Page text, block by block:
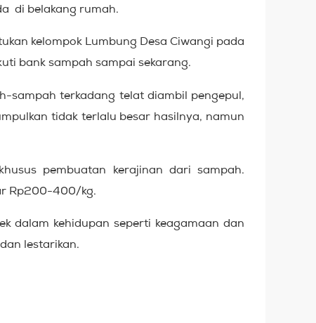
di belakang rumah.
kelompok Lumbung Desa Ciwangi pada
bank sampah sampai sekarang.
sampah terkadang telat diambil pengepul,
tidak terlalu besar hasilnya, namun
pembuatan kerajinan dari sampah.
Rp200-400/kg.
dalam kehidupan seperti keagamaan dan
lestarikan.